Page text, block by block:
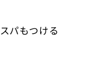
パもつける